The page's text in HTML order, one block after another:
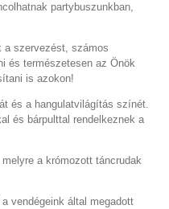
partybuszunkban,
a szervezést, számos
és természetesen az Önök
is azokon!
és a hangulatvilágítás színét.
és bárpulttal rendelkeznek a
a krómozott táncrudak
vendégeink által megadott